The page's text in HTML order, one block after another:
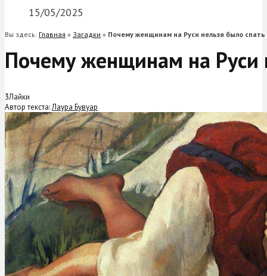
15/05/2025
Вы здесь: Главная » Загадки » Почему женщинам на Руси нельзя было
Почему женщинам на Руси
3Лайки
Автор текста:Лаура Бувуар